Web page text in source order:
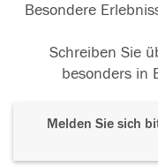
Besondere
Schreiben Sie
besonders in
Melden Sie sich